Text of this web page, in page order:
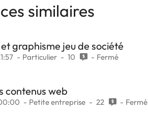
similaires
graphisme jeu de société
Particulier 10 Fermé
contenus web
Petite entreprise 22 Fermé